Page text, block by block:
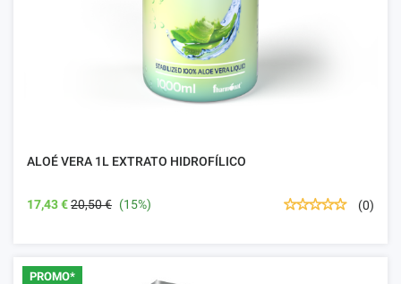
ALOÉ VERA 1L EXTRATO HIDROFÍLICO
17,43 €20,50 € (15%) (0)
PROMO*